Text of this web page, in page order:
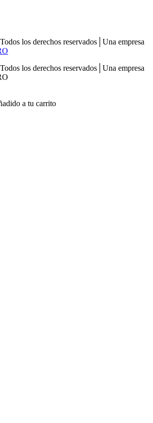
los derechos reservados│Una empresa
los derechos reservados│Una empresa
a tu carrito